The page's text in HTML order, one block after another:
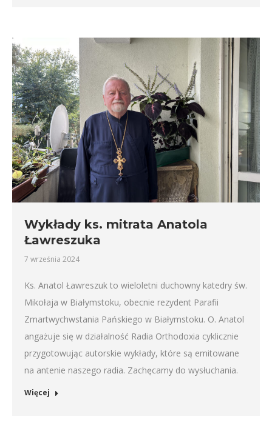
Wykłady ks. mitrata Anatola
Ławreszuka
7 września 2024
Ks. Anatol Ławreszuk to wieloletni duchowny katedry św.
Mikołaja w Białymstoku, obecnie rezydent Parafii
Zmartwychwstania Pańskiego w Białymstoku. O. Anatol
angażuje się w działalność Radia Orthodoxia cyklicznie
przygotowując autorskie wykłady, które są emitowane
na antenie naszego radia. Zachęcamy do wysłuchania.
Więcej